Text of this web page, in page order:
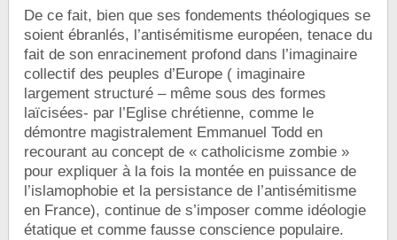
De ce fait, bien que ses fondements théologiques se
soient ébranlés, l’antisémitisme européen, tenace du
fait de son enracinement profond dans l’imaginaire
collectif des peuples d’Europe ( imaginaire
largement structuré – même sous des formes
laïcisées- par l’Eglise chrétienne, comme le
démontre magistralement Emmanuel Todd en
recourant au concept de « catholicisme zombie »
pour expliquer à la fois la montée en puissance de
l’islamophobie et la persistance de l’antisémitisme
en France), continue de s’imposer comme idéologie
étatique et comme fausse conscience populaire.